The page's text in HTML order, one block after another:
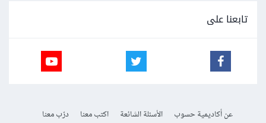
تابعنا على
عن أكاديمية حسوب الأسئلة الشائعة اكتب معنا
درّب معنا